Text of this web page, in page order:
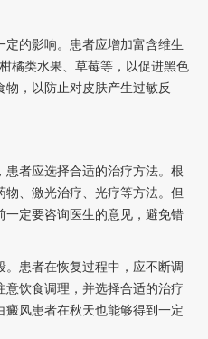
的影响。患者应增加富含维生
橘类水果、草莓等，以促进黑色
，以防止对皮肤产生过敏反
者应选择合适的治疗方法。根
、激光治疗、光疗等方法。但
定要咨询医生的意见，避免错
患者在恢复过程中，应不断调
饮食调理，并选择合适的治疗
风患者在秋天也能够得到一定